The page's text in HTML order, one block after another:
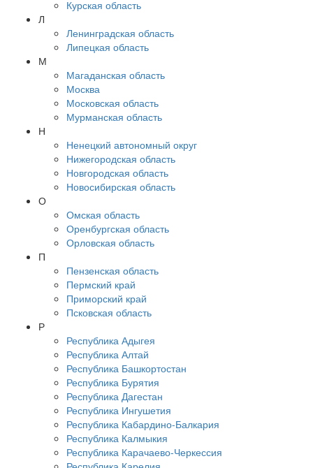
Курская область
Л
Ленинградская область
Липецкая область
М
Магаданская область
Москва
Московская область
Мурманская область
Н
Ненецкий автономный округ
Нижегородская область
Новгородская область
Новосибирская область
О
Омская область
Оренбургская область
Орловская область
П
Пензенская область
Пермский край
Приморский край
Псковская область
Р
Республика Адыгея
Республика Алтай
Республика Башкортостан
Республика Бурятия
Республика Дагестан
Республика Ингушетия
Республика Кабардино-Балкария
Республика Калмыкия
Республика Карачаево-Черкессия